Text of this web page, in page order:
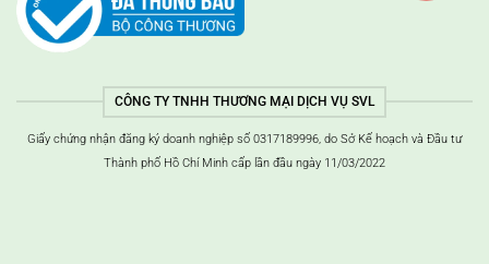
CÔNG TY TNHH THƯƠNG MẠI DỊCH VỤ SVL
Giấy chứng nhận đăng ký doanh nghiệp số 0317189996, do Sở Kế hoạch và Đầu tư
Thành phố Hồ Chí Minh cấp lần đầu ngày 11/03/2022